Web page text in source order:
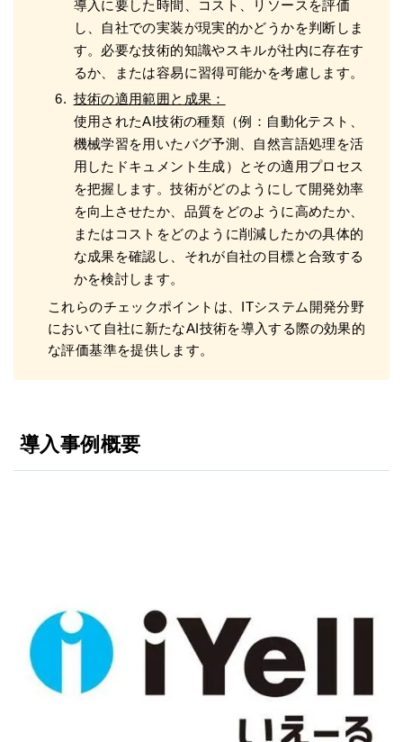
導入に要した時間、コスト、リソースを評価
し、自社での実装が現実的かどうかを判断しま
す。必要な技術的知識やスキルが社内に存在す
るか、または容易に習得可能かを考慮します。
技術の適用範囲と成果：
使用されたAI技術の種類（例：自動化テスト、
機械学習を用いたバグ予測、自然言語処理を活
用したドキュメント生成）とその適用プロセス
を把握します。技術がどのようにして開発効率
を向上させたか、品質をどのように高めたか、
またはコストをどのように削減したかの具体的
な成果を確認し、それが自社の目標と合致する
かを検討します。
これらのチェックポイントは、ITシステム開発分野
において自社に新たなAI技術を導入する際の効果的
な評価基準を提供します。
導入事例概要